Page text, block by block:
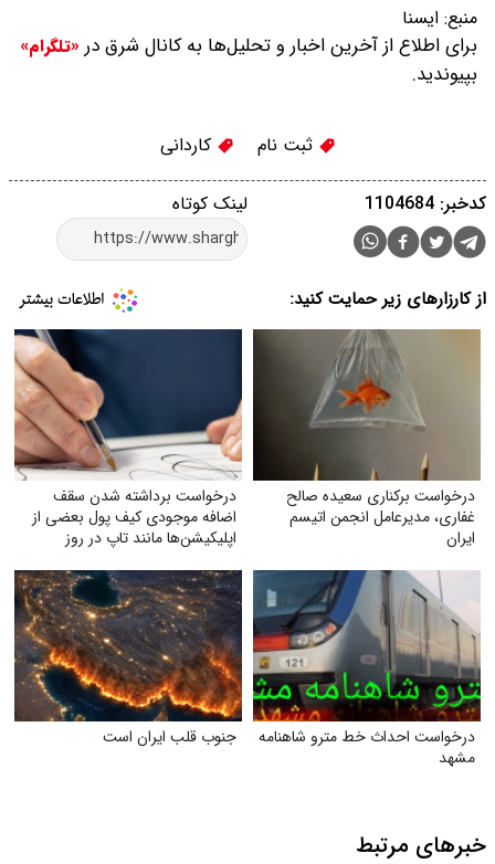
منبع: ایسنا
برای اطلاع از آخرین اخبار و تحلیل‌ها به کانال شرق در «تلگرام»
بپیوندید.
ثبت نام کاردانی
لینک کوتاه کدخبر: 1104684
از کارزارهای زیر حمایت کنید:
درخواست برکناری سعیده صالح
غفاری، مدیرعامل انجمن اتیسم
ایران
درخواست برداشته شدن سقف
اضافه‌ موجودی کیف پول بعضی از
اپلیکیشن‌ها مانند تاپ در روز
درخواست احداث خط مترو شاهنامه
مشهد
جنوب قلب ایران است
خبرهای مرتبط